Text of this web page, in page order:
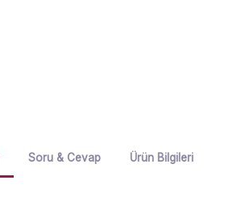
Soru & Cevap Ürün Bilgileri